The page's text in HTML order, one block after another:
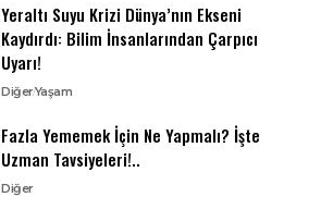
Yeraltı Suyu Krizi Dünya’nın Ekseni
Kaydırdı: Bilim İnsanlarından Çarpıcı
Uyarı!
DiğerYaşam
Fazla Yememek İçin Ne Yapmalı? İşte
Uzman Tavsiyeleri!..
Diğer